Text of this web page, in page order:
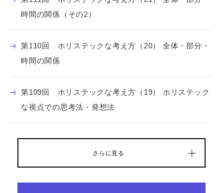
時間の関係（その2）
第110回 ホリステックな考え方（20） 全体・部分・
時間の関係
第109回 ホリステックな考え方（19） ホリステック
な視点での思考法・発想法
さらに見る